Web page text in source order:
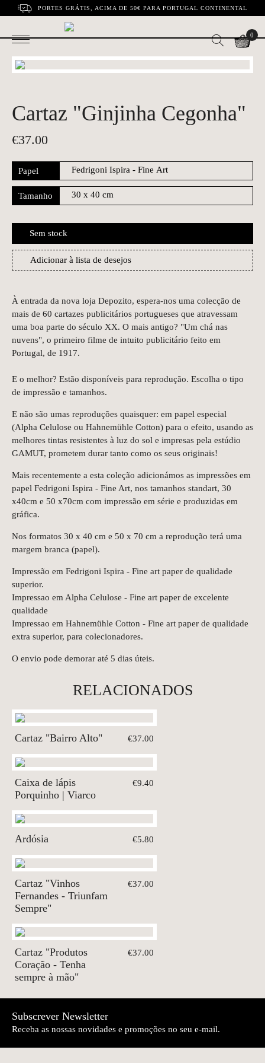
PORTES GRÁTIS, ACIMA DE 50€ PARA PORTUGAL CONTINENTAL
0
Cartaz "Ginjinha Cegonha"
€37.00
Papel
Tamanho
Sem stock
Adicionar à lista de desejos
À entrada da nova loja Depozito, espera-nos uma colecção de
mais de 60 cartazes publicitários portugueses que atravessam
uma boa parte do século XX. O mais antigo? "Um chá nas
nuvens", o primeiro filme de intuito publicitário feito em
Portugal, de 1917.
E o melhor? Estão disponíveis para reprodução. Escolha o tipo
de impressão e tamanhos.
E não são umas reproduções quaisquer: em papel especial
(Alpha Celulose ou Hahnemühle Cotton) para o efeito, usando as
melhores tintas resistentes à luz do sol e impresas pela estúdio
GAMUT, prometem durar tanto como os seus originais!
Mais recentemente a esta coleção adicionámos as impressões em
papel Fedrigoni Ispira - Fine Art, nos tamanhos standart, 30
x40cm e 50 x70cm com impressão em série e produzidas em
gráfica.
Nos formatos 30 x 40 cm e 50 x 70 cm a reprodução terá uma
margem branca (papel).
Impressão em Fedrigoni Ispira - Fine art paper de qualidade
superior.
Impressao em Alpha Celulose - Fine art paper de excelente
qualidade
Impressao em Hahnemühle Cotton - Fine art paper de qualidade
extra superior, para colecionadores.
O envio pode demorar até 5 dias úteis.
RELACIONADOS
Cartaz "Bairro Alto" €37.00
Caixa de lápis
Porquinho | Viarco
€9.40
Ardósia €5.80
Cartaz "Vinhos
Fernandes - Triunfam
Sempre"
€37.00
Cartaz "Produtos
Coração - Tenha
sempre à mão"
€37.00
Subscrever Newsletter
Receba as nossas novidades e promoções no seu e-mail.